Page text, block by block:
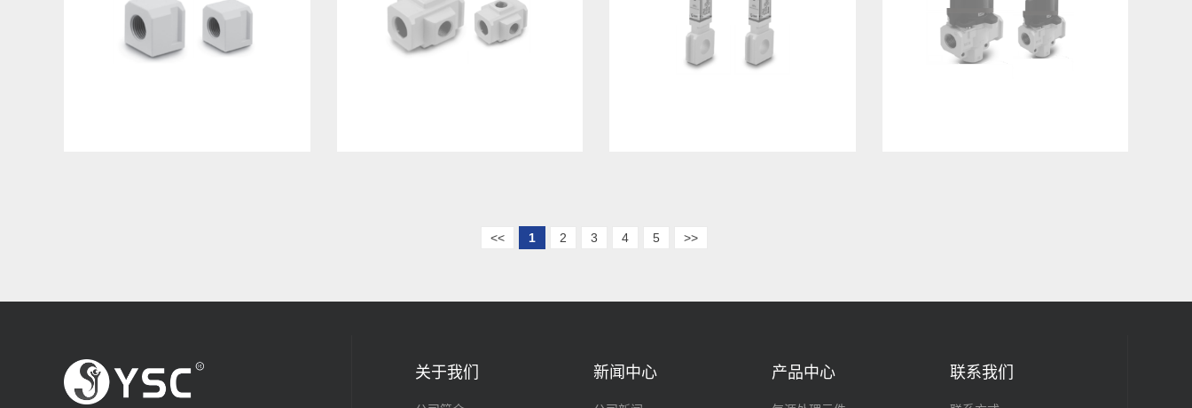
<< 1 2 3 4 5 >>
关于我们 新闻中心 产品中心 联系我们